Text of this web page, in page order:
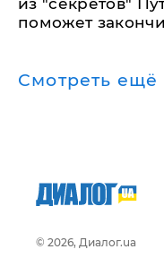
из "секретов"
поможет
Смотреть ещё
© 2026, Диалог.ua